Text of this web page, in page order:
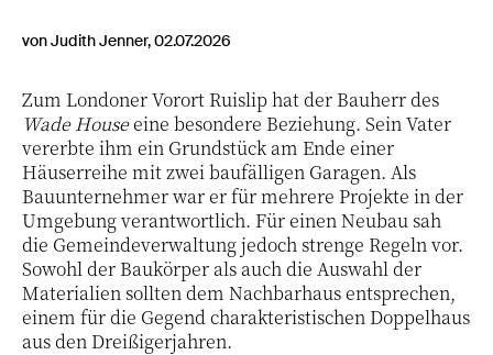
von Judith Jenner, 02.07.2026
Zum Londoner Vorort Ruislip hat der Bauherr des
Wade Houseeine besondere Beziehung. Sein Vater
vererbte ihm ein Grundstück am Ende einer
Häuserreihe mit zwei baufälligen Garagen. Als
Bauunternehmer war er für mehrere Projekte in der
Umgebung verantwortlich. Für einen Neubau sah
die Gemeindeverwaltung jedoch strenge Regeln vor.
Sowohl der Baukörper als auch die Auswahl der
Materialien sollten dem Nachbarhaus entsprechen,
einem für die Gegend charakteristischen Doppelhaus
aus den Dreißigerjahren.